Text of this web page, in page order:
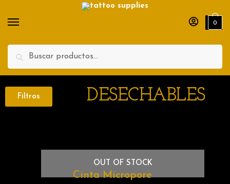
Search
0
Filtros DESECHABLES
OUT OF STOCK
Cinta Micropore